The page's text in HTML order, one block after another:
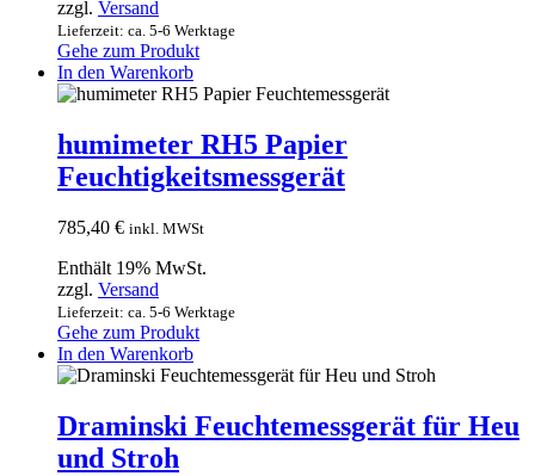
zzgl. Versand
Lieferzeit: ca. 5-6 Werktage
Gehe zum Produkt
In den Warenkorb
humimeter RH5 Papier
Feuchtigkeitsmessgerät
785,40 € inkl. MWSt
Enthält 19% MwSt.
zzgl. Versand
Lieferzeit: ca. 5-6 Werktage
Gehe zum Produkt
In den Warenkorb
Draminski Feuchtemessgerät für Heu
und Stroh